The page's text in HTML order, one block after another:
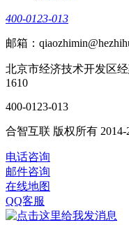
400-0123-013
邮箱：
北京市经济技术开发区
1610
400-0123-013
合智互联 版权所有 2014-
电话咨询
邮件咨询
在线地图
QQ客服